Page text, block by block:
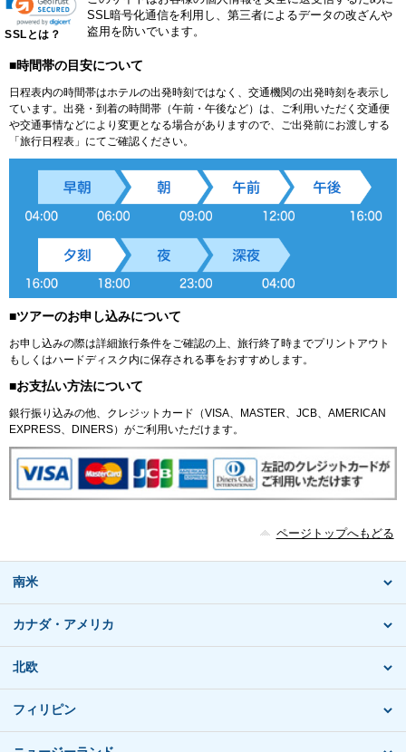
SSLとは？
SSL暗号化通信を利用し、第三者によるデータの改ざんや
盗用を防いでいます。
■時間帯の目安について
日程表内の時間帯はホテルの出発時刻ではなく、交通機関の出発時刻を表示し
ています。出発・到着の時間帯（午前・午後など）は、ご利用いただく交通便
や交通事情などにより変更となる場合がありますので、ご出発前にお渡しする
「旅行日程表」にてご確認ください。
■ツアーのお申し込みについて
お申し込みの際は詳細旅行条件をご確認の上、旅行終了時までプリントアウト
もしくはハードディスク内に保存される事をおすすめします。
■お支払い方法について
銀行振り込みの他、クレジットカード（VISA、MASTER、JCB、AMERICAN
EXPRESS、DINERS）がご利用いただけます。
ページトップへもどる
南米
カナダ・アメリカ
北欧
フィリピン